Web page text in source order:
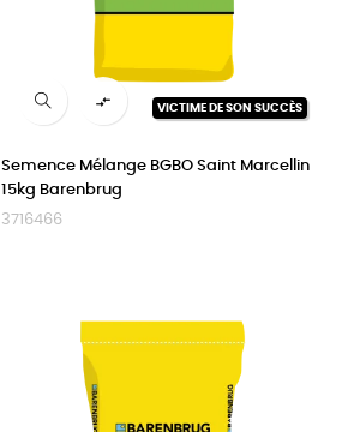
VICTIME DE SON SUCCÈS

Semence Mélange BGBO Saint Marcellin
15kg Barenbrug
3716466